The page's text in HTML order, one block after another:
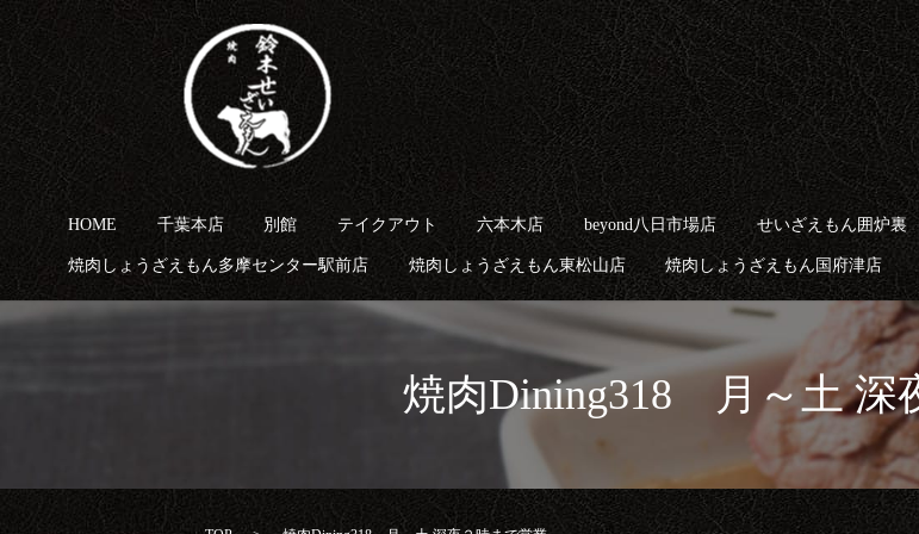
HOME 千葉本店 別館 テイクアウト 六本木店 beyond八日市場店 せいざえもん囲炉
焼肉しょうざえもん多摩センター駅前店 焼肉しょうざえもん東松山店 焼肉しょうざえもん国府津店
焼肉Dining318 月～土 深